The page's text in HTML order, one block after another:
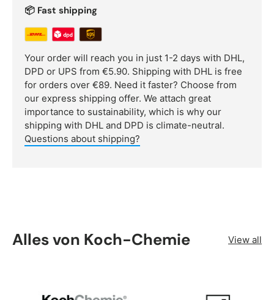
📦 Fast shipping
Your order will reach you in just 1-2 days with DHL,
DPD or UPS from €5.90. Shipping with DHL is free
for orders over €89. Need it faster? Choose from
our express shipping offer. We attach great
importance to sustainability, which is why our
shipping with DHL and DPD is climate-neutral.
Questions about shipping?
Alles von Koch-Chemie View all